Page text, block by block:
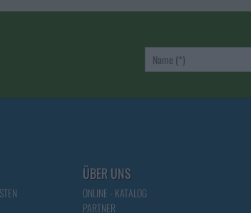
Name
ÜBER UNS
ONLINE - KATALOG
PARTNER